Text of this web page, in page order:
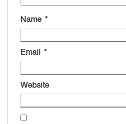
Name *
Email *
Website